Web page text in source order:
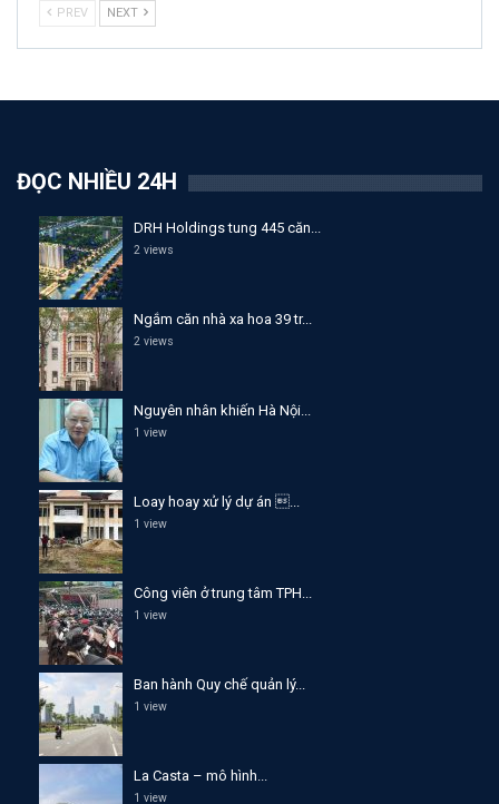
PREV NEXT
ĐỌC NHIỀU 24H
DRH Holdings tung 445 căn...
2 views
Ngắm căn nhà xa hoa 39 tr...
2 views
Nguyên nhân khiến Hà Nội...
1 view
Loay hoay xử lý dự án ...
1 view
Công viên ở trung tâm TPH...
1 view
Ban hành Quy chế quản lý...
1 view
La Casta – mô hình...
1 view